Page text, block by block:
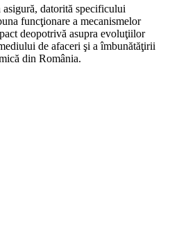
datorită specificului
funcţionare a mecanismelor
deopotrivă asupra evoluţiilor
de afaceri şi a îmbunătăţirii
din România.